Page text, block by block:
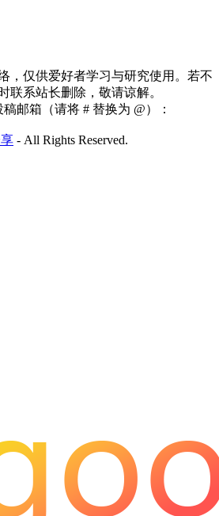
，仅供爱好者学习与研究使用。若不
联系站长删除，敬请谅解。
邮箱（请将 # 替换为 @）：
- All Rights Reserved.